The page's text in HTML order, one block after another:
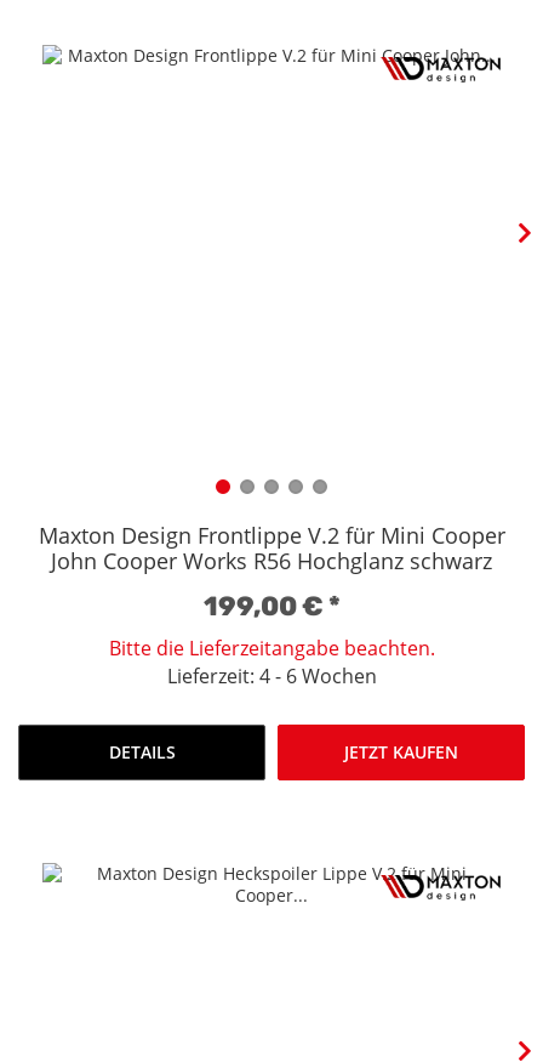
Maxton Design Frontlippe V.2 für Mini Cooper
John Cooper Works R56 Hochglanz schwarz
199,00 €*
Bitte die Lieferzeitangabe beachten.
Lieferzeit: 4 - 6 Wochen
DETAILS JETZT KAUFEN